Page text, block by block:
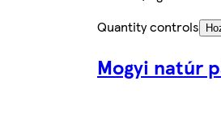
Quantity controls
Mogyi natúr